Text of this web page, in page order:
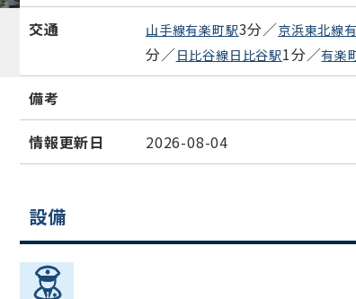
交通 山手線有楽町駅3分／京浜東北線
分／日比谷線日比谷駅1分／有楽
備考
情報更新日 2026-08-04
設備